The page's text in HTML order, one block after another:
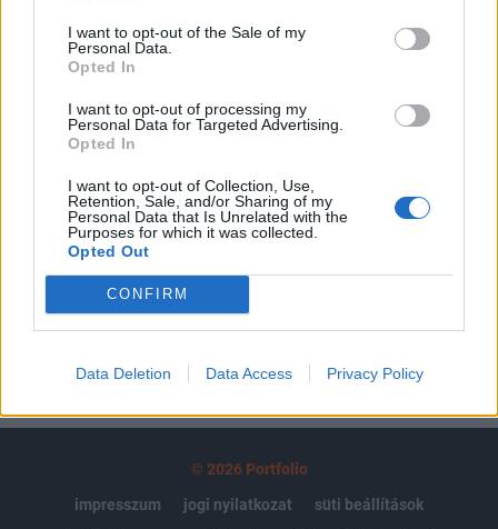
I want to opt-out of the Sale of my
Personal Data.
Opted In
I want to opt-out of processing my
Personal Data for Targeted Advertising.
Opted In
I want to opt-out of Collection, Use,
Retention, Sale, and/or Sharing of my
Personal Data that Is Unrelated with the
Purposes for which it was collected.
Opted Out
CONFIRM
Data Deletion Data Access Privacy Policy
regisztrációhoz kötött.
Az előfizetés a következőket tartalmazza:
Portfolio.hu teljes cikkarchívum
Kötéslisták: BÉT elmúlt 2 év napon belüli
kötéslistái
Előfizetés
MÁR ELŐFIZETŐNK VAGY?
© 2026 Portfolio
impresszum
jogi nyilatkozat
süti beállítások